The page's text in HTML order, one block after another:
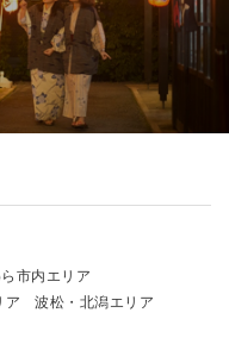
市内エリア
ア
波松・北潟エリア